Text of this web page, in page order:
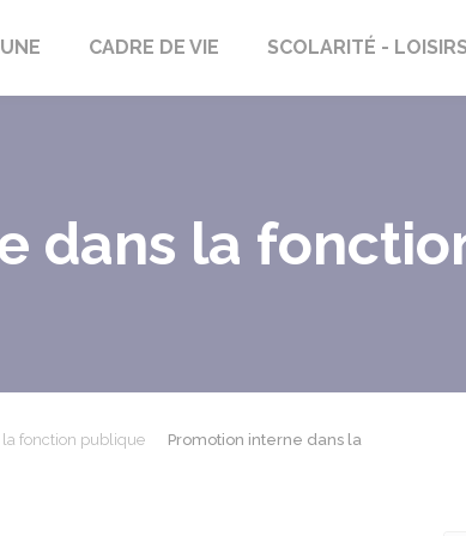
GeorgesCADRE DE VIE SCOLARITÉ -
dans la
la fonction publique
Promotion interne dans la